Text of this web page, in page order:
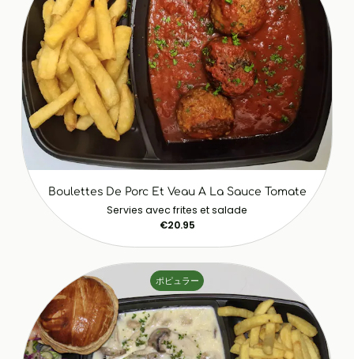
Boulettes De Porc Et Veau A La Sauce Tomate
Servies avec frites et salade
€20.95
ポピュラー